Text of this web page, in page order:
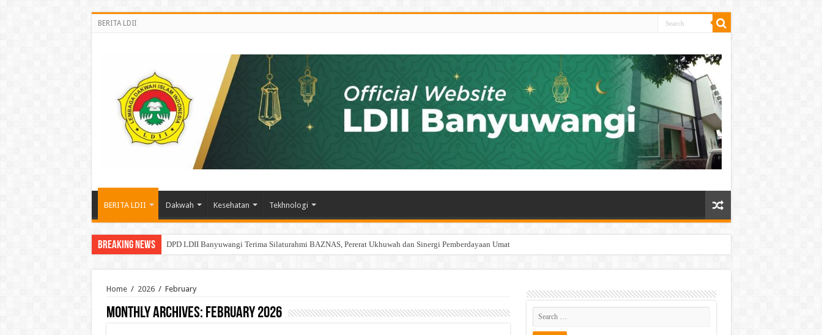
BERITA LDII
BERITA LDII Dakwah Kesehatan Tekhnologi
Breaking News DPD LDII Banyuwangi Terima Silaturahmi BAZNAS, Pererat Ukhuwah dan Sinergi Pemberdayaan Umat
Home / 2026 / February
Monthly Archives: February 2026